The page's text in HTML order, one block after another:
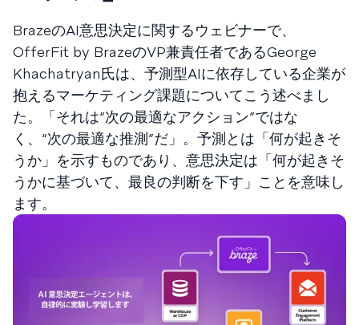
BrazeのAI意思決定に関するウェビナーで、
OfferFit by BrazeのVP兼責任者であるGeorge
Khachatryan氏は、予測型AIに依存している企業が
抱えるマーケティング課題についてこう述べまし
た。「それは“次の最適なアクション”ではな
く、“次の最適な推測”だ」。予測とは「何が起きそ
うか」を示すものであり、意思決定は「何が起きそ
うかに基づいて、最良の判断を下す」ことを意味し
ます。